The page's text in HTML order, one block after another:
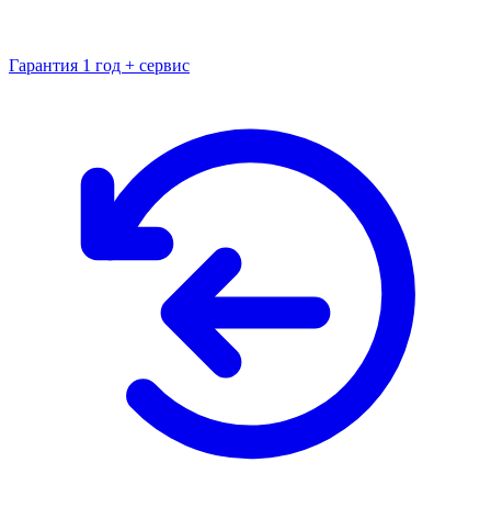
Гарантия 1 год + сервис